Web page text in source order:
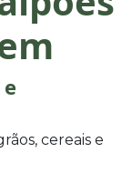
cereais e